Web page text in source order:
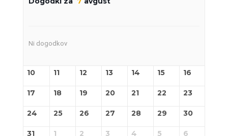
Ni dogodkov
10 11 12 13 14 15 16
17 18 19 20 21 22 23
24 25 26 27 28 29 30
31 1 2 3 4 5 6